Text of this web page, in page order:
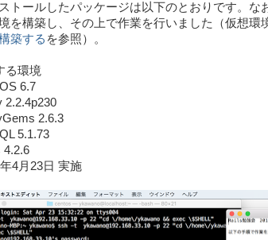
トールしたパッケージは以下のとおりです。な
を構築し、その上で作業を行いました（仮想環
築する を参照）。
る環境
6.7
2.2.4p230
2.6.3
5.1.73
4.2.6
4月23日 実施